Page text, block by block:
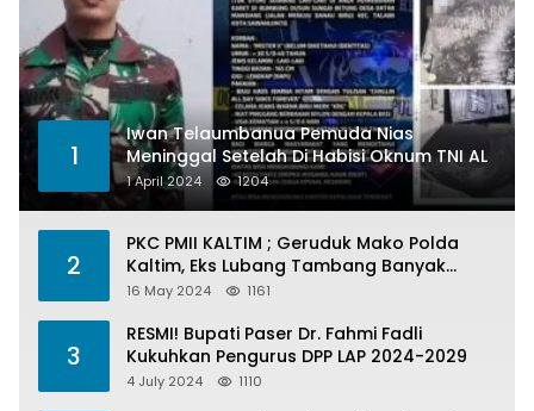
1
Iwan Telaumbanua Pemuda Nias
Meninggal Setelah Di Habisi Oknum TNI AL
1 April 2024 1204
2
PKC PMII KALTIM ; Geruduk Mako Polda
Kaltim, Eks Lubang Tambang Banyak
Menelan Korban
16 May 2024 1161
3
RESMI! Bupati Paser Dr. Fahmi Fadli
Kukuhkan Pengurus DPP LAP 2024-2029
4 July 2024 1110